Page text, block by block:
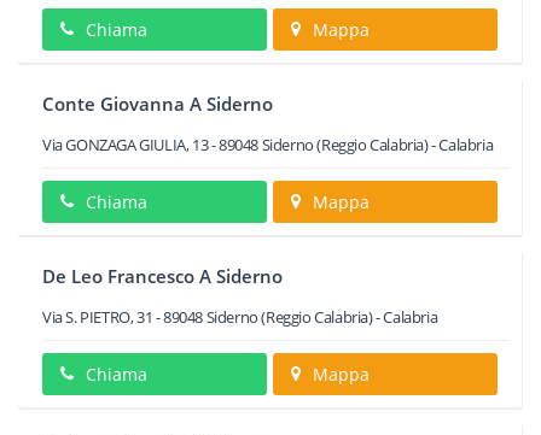
Chiama Mappa
Conte Giovanna A Siderno
Via GONZAGA GIULIA, 13-89048Siderno(Reggio Calabria) -Calabria
Chiama Mappa
De Leo Francesco A Siderno
Via S. PIETRO, 31 -89048Siderno(Reggio Calabria) -Calabria
Chiama Mappa